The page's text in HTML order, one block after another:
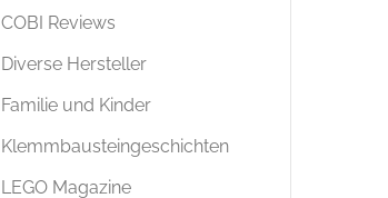
COBI Reviews
Diverse Hersteller
Familie und Kinder
Klemmbausteingeschichten
LEGO Magazine